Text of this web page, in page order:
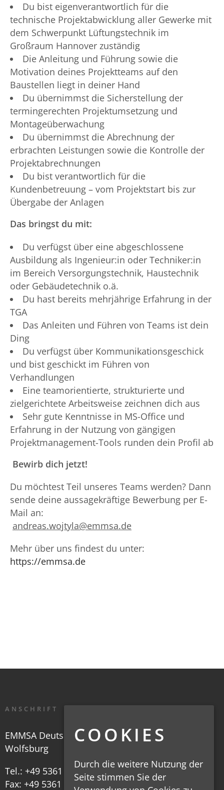
Du bist eigenverantwortlich für die
technische Projektabwicklung aller Gewerke mit
dem Schwerpunkt Lüftungstechnik im
Großraum Hannover zuständig
Die Anleitung und Führung sowie die
Motivation deines Projektteams auf den
Baustellen liegt in deiner Hand
Du übernimmst die Sicherstellung der
termingerechten Projektumsetzung und
Montageüberwachung
Du übernimmst die Abrechnung der
erbrachten Leistungen sowie die Kontrolle der
Projektabrechnungen
Du bist verantwortlich für die
Kundenbetreuung – vom Projektstart bis zur
Übergabe der Anlagen
Das bringst du mit:
Du verfügst über eine abgeschlossene
Ausbildung als Ingenieur:in oder Techniker:in
im Bereich Versorgungstechnik, Haustechnik
oder Gebäudetechnik o.ä.
Du hast bereits mehrjährige Erfahrung in der
TGA
Das Anleiten und Führen von Teams ist dein
Ding
Du verfügst über Kommunikationsgeschick
und bist geschickt im Führen von
Verhandlungen
Eine teamorientierte, strukturierte und
zielgerichtete Arbeitsweise zeichnen dich aus
Sehr gute Kenntnisse in MS-Office und
Erfahrung in der Nutzung von gängigen
Projektmanagement-Tools runden dein Profil ab
Bewirb dich jetzt!
Du möchtest Teil unseres Teams werden? Dann
sende deine aussagekräftige Bewerbung per E-
Mail an:
andreas.wojtyla@emmsa.de
Mehr über uns findest du unter:
https://emmsa.de
ANSCHRIFT
EMMSA Deutschland GmbH
Wolfsburg
Tel.: +49 5361 30 80 6-0
Fax: +49 5361 30 80 6-29
COOKIES
Durch die weitere Nutzung der
Seite stimmen Sie der